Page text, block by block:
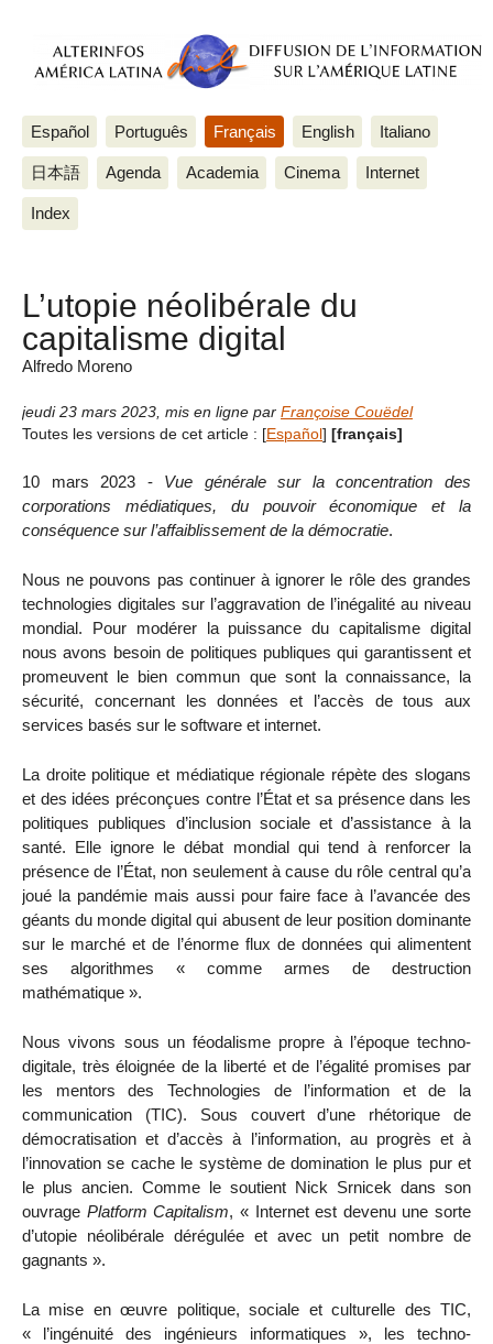
Español Português Français English Italiano
日本語 Agenda Academia Cinema Internet
Index
L’utopie néolibérale du
capitalisme digital
Alfredo Moreno
jeudi 23 mars 2023 mis en ligne par Françoise Couëdel
Toutes les versions de cet article : [Español] [français]
10 mars 2023 - Vue générale sur la concentration des
corporations médiatiques, du pouvoir économique et la
conséquence sur l’affaiblissement de la démocratie.
Nous ne pouvons pas continuer à ignorer le rôle des grandes
technologies digitales sur l’aggravation de l’inégalité au niveau
mondial. Pour modérer la puissance du capitalisme digital
nous avons besoin de politiques publiques qui garantissent et
promeuvent le bien commun que sont la connaissance, la
sécurité, concernant les données et l’accès de tous aux
services basés sur le software et internet.
La droite politique et médiatique régionale répète des slogans
et des idées préconçues contre l’État et sa présence dans les
politiques publiques d’inclusion sociale et d’assistance à la
santé. Elle ignore le débat mondial qui tend à renforcer la
présence de l’État, non seulement à cause du rôle central qu’a
joué la pandémie mais aussi pour faire face à l’avancée des
géants du monde digital qui abusent de leur position dominante
sur le marché et de l’énorme flux de données qui alimentent
ses algorithmes « comme armes de destruction
mathématique ».
Nous vivons sous un féodalisme propre à l’époque techno-
digitale, très éloignée de la liberté et de l’égalité promises par
les mentors des Technologies de l’information et de la
communication (TIC). Sous couvert d’une rhétorique de
démocratisation et d’accès à l’information, au progrès et à
l’innovation se cache le système de domination le plus pur et
le plus ancien. Comme le soutient Nick Srnicek dans son
ouvrage Platform Capitalism, « Internet est devenu une sorte
d’utopie néolibérale dérégulée et avec un petit nombre de
gagnants ».
La mise en œuvre politique, sociale et culturelle des TIC,
« l’ingénuité des ingénieurs informatiques », les techno-